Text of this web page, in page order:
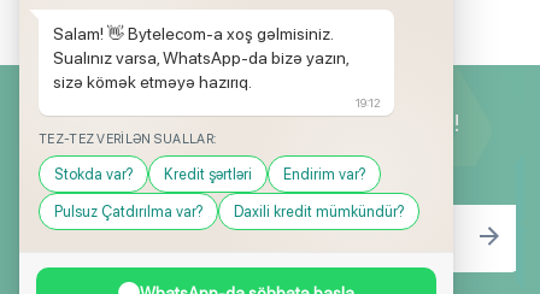
və hədiyyə kampaniyaları keçirilir.
Yeniliklərimizdən ilk siz xəbərdar olun!
Salam! 👋 Bytelecom-a xoş gəlmisiniz.
Sualınız varsa, WhatsApp-da bizə yazın,
sizə kömək etməyə hazırıq.
19:12
TEZ-TEZ VERILƏN SUALLAR:
Stokda var? Kredit şərtləri Endirim var?
Pulsuz Çatdırılma var? Daxili kredit mümkündür?